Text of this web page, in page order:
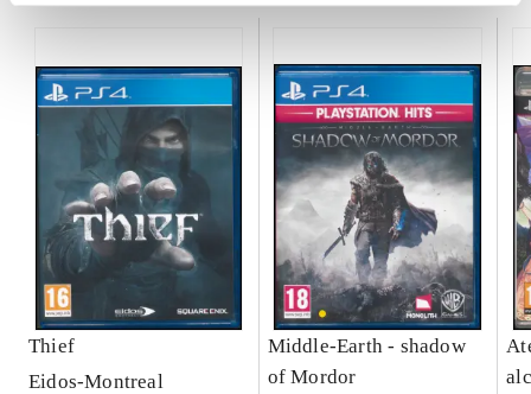
Thief
Eidos-Montreal
Middle-Earth - shadow
of Mordor